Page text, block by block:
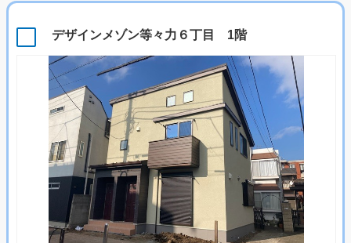
デザインメゾン等々力６丁目 1階